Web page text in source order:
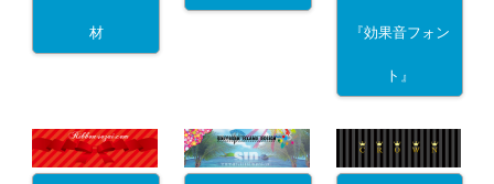
材 『効果音フォン
ト』